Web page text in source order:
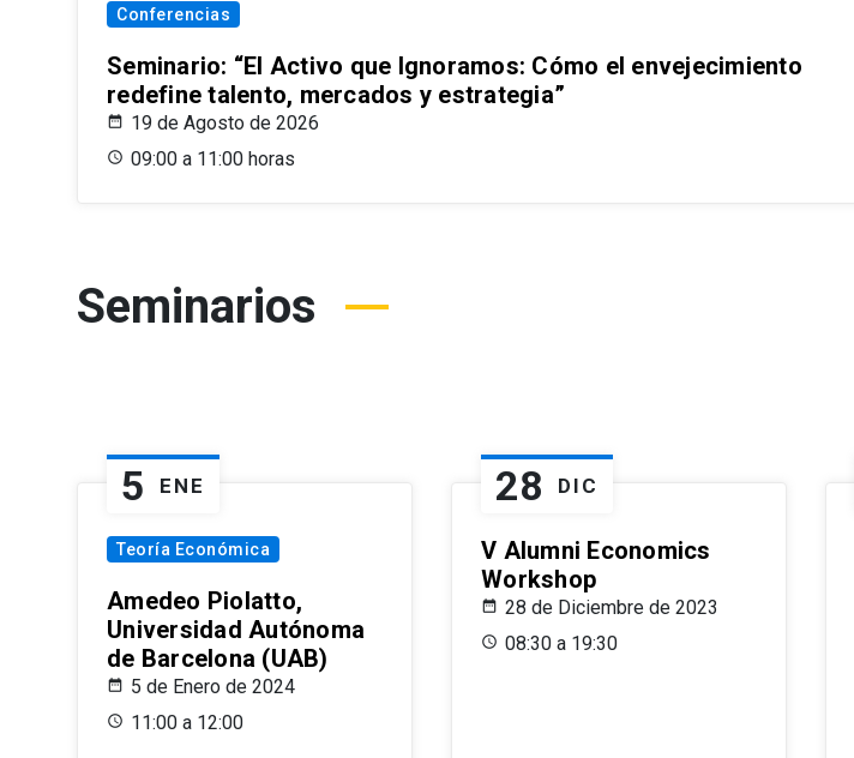
Conferencias
Seminario: “El Activo que Ignoramos: Cómo el envejecimiento
redefine talento, mercados y estrategia”
19 de Agosto de 2026
09:00 a 11:00 horas
Seminarios
5 ENE
Teoría Económica
Amedeo Piolatto,
Universidad Autónoma
de Barcelona (UAB)
5 de Enero de 2024
11:00 a 12:00
28 DIC
V Alumni Economics
Workshop
28 de Diciembre de 2023
08:30 a 19:30